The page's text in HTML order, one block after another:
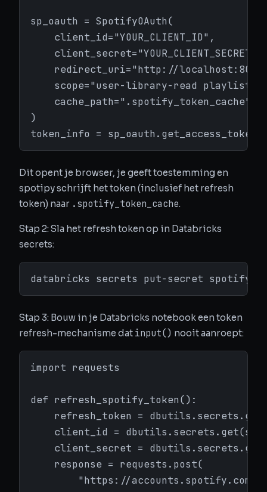
sp_oauth = SpotifyOAuth(
    client_id="YOUR_CLIENT_ID",
    client_secret="YOUR_CLIENT_SECRET",
redirect_uri="http://
scope="user-library-read playlist-
    cache_path=".spotify_token_cache"
)
token_info =
Dit opent je browser, je geeft toestemming en
spotipy schrijft het token (inclusief het refresh
token) naar .spotify_token_cache.
Stap 2: Sla het refresh token op in Databricks
secrets:
databricks secrets put-secret spotify
Stap 3: Bouw in je Databricks notebook een token
refresh-mechanisme dat input() nooit aanroept:
import requests
def refresh_spotify_token():
refresh_token =
client_id =
client_secret =
    response = requests.post(
"https://accounts.spotify.com/